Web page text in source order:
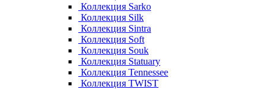
Коллекция Sarko
Коллекция Silk
Коллекция Sintra
Коллекция Soft
Коллекция Souk
Коллекция Statuary
Коллекция Tennessee
Коллекция TWIST